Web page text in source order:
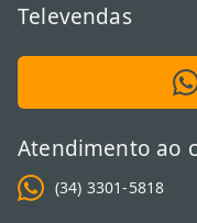
Televendas
Atendimento ao
(34) 3301-5818